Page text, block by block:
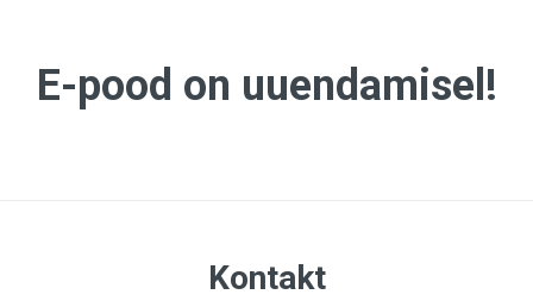
E-pood on uuendamisel!
Kontakt